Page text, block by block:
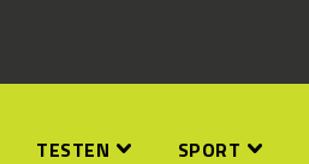
TESTEN SPORT